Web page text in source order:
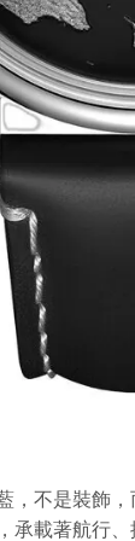
，不是裝飾
承載著航行